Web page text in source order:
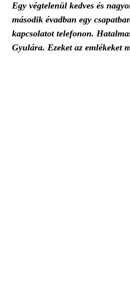
Egy végtelenül kedves és
második évadban egy
kapcsolatot telefonon.
Gyulára. Ezeket az emlékeket